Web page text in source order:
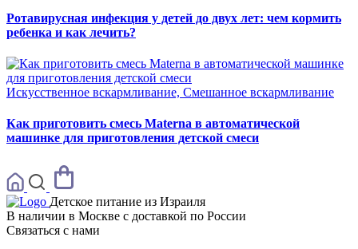
Ротавирусная инфекция у детей до двух лет: чем кормить
ребенка и как лечить?
Искусственное вскармливание, Смешанное вскармливание
Как приготовить смесь Materna в автоматической
машинке для приготовления детской смеси
Детское питание из Израиля
В наличии в Москве с доставкой по России
Связаться с нами